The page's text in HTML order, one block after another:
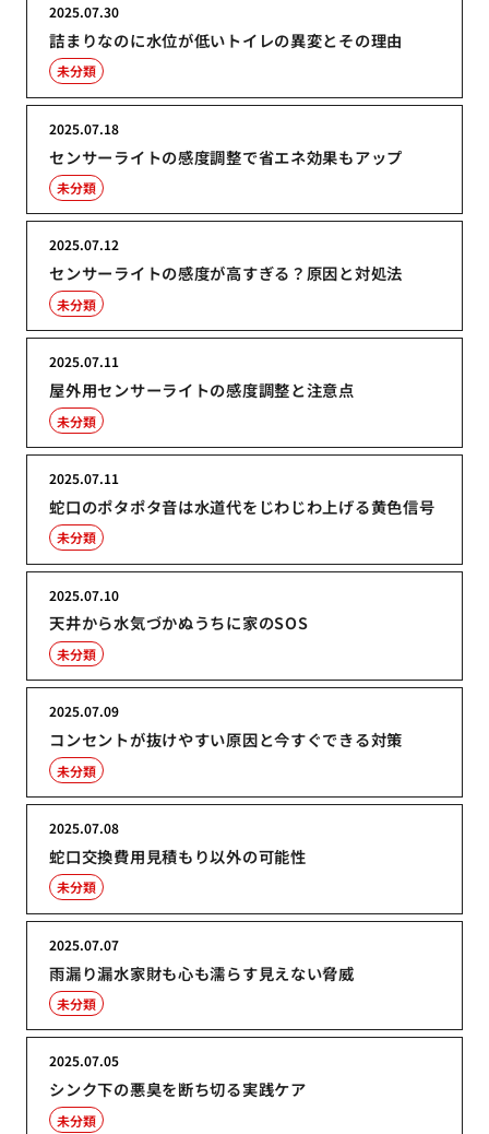
詰まりなのに水位が低いトイレの異変とその理由
2025.07.30
未分類
センサーライトの感度調整で省エネ効果もアップ
2025.07.18
未分類
センサーライトの感度が高すぎる？原因と対処法
2025.07.12
未分類
屋外用センサーライトの感度調整と注意点
2025.07.11
未分類
蛇口のポタポタ音は水道代をじわじわ上げる黄色信号
2025.07.11
未分類
天井から水気づかぬうちに家のSOS
2025.07.10
未分類
コンセントが抜けやすい原因と今すぐできる対策
2025.07.09
未分類
蛇口交換費用見積もり以外の可能性
2025.07.08
未分類
雨漏り漏水家財も心も濡らす見えない脅威
2025.07.07
未分類
シンク下の悪臭を断ち切る実践ケア
2025.07.05
未分類